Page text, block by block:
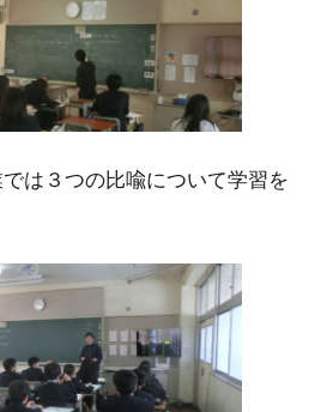
は ３つの比喩について学習を